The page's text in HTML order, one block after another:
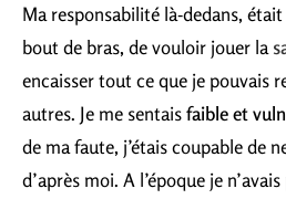
Ma responsabilité là-dedans,
bout de bras, de vouloir jouer la
encaisser tout ce que je pouvais
autres. Je me sentaisfaible et
de ma faute, j’étais coupable de
d’après moi. A l’époque je